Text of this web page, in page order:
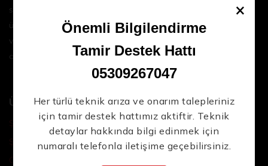
sektördeki en son teknolojileri ve yüksek kaliteli
ürünleri bir araya getirerek iş süreçlerinizi daha
verimli ve sorunsuz hale getirmenize yardımcı
oluyoruz.
Ürünler
Şarjlı El Aletleri
Şarjlı Led Lambalar
Özel Tasarım El Aletleri
Yeni Ürünlerden İlk Siz Haberdar Olun.
İstenmeyen posta göndermiyoruz! Daha fazla bilgi
×
Önemli Bilgilendirme
Tamir Destek Hattı
05309267047
Her türlü teknik arıza ve onarım talepleriniz
için tamir destek hattımız aktiftir. Teknik
detaylar hakkında bilgi edinmek için
numaralı telefonla iletişime geçebilirsiniz.